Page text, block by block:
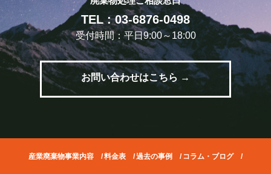
TEL : 03-6876-0498
受付時間：平日9:00～18:00
お問い合わせはこちら →
産業廃棄物事業内容/料金表/過去の事例 / コラム・ブログ/